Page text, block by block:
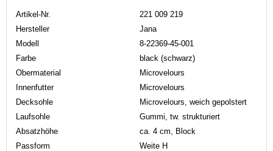
Artikel-Nr.
221 009 219
Hersteller
Jana
Modell
8-22369-45-001
Farbe
black (schwarz)
Obermaterial
Microvelours
Innenfutter
Microvelours
Decksohle
Microvelours, weich gepolstert
Laufsohle
Gummi, tw. strukturiert
Absatzhöhe
ca. 4 cm, Block
Passform
Weite H